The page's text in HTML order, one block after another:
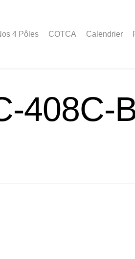
4 Pôles COTCA Calendrier
408C-